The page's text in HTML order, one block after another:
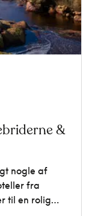
&
nogle af
fra
til en rolig